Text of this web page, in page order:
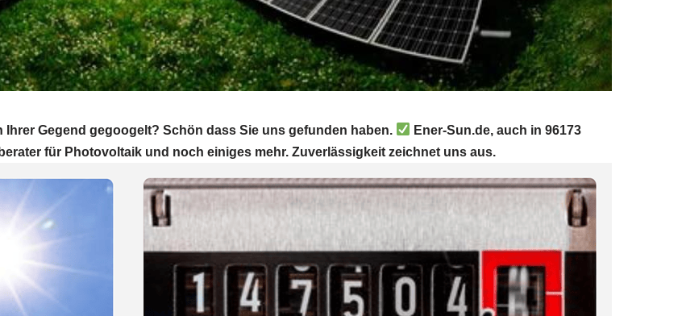
Gegend gegoogelt? Schön dass Sie uns gefunden haben.
Ener-Sun.de, auch in 96173
für Photovoltaik und noch einiges mehr. Zuverlässigkeit zeichnet uns aus.